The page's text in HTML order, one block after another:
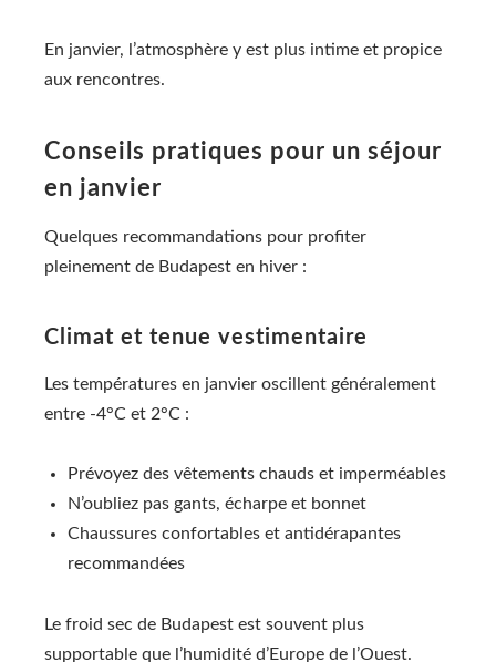
En janvier, l’atmosphère y est plus intime et propice
aux rencontres.
Conseils pratiques pour un séjour
en janvier
Quelques recommandations pour profiter
pleinement de Budapest en hiver :
Climat et tenue vestimentaire
Les températures en janvier oscillent généralement
entre -4°C et 2°C :
Prévoyez des vêtements chauds et imperméables
N’oubliez pas gants, écharpe et bonnet
Chaussures confortables et antidérapantes
recommandées
Le froid sec de Budapest est souvent plus
supportable que l’humidité d’Europe de l’Ouest.